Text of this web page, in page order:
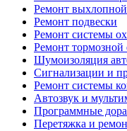
Ремонт
Ремонт подвески
Ремонт системы
Ремонт тормозной
Шумоизоляция
Сигнализации и
Ремонт системы
Автозвук и
Программные
Перетяжка и